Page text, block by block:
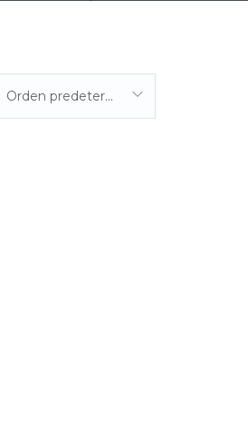
Orden predeterminada